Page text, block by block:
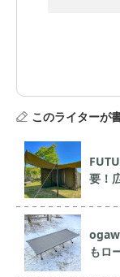
このライターが
要！
もロ